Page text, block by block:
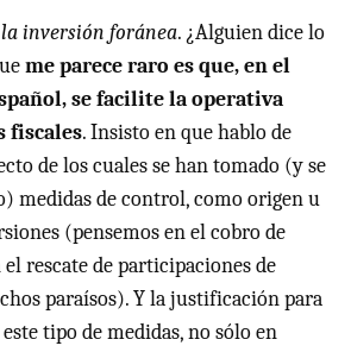
inversión foránea. ¿Alguien dice lo
me parece raro es que, en el
se facilite la operativa
fiscales. Insisto en que hablo de
de los cuales se han tomado (y se
medidas de control, como origen u
(pensemos en el cobro de
rescate de participaciones de
paraísos). Y la justificación para
tipo de medidas, no sólo en